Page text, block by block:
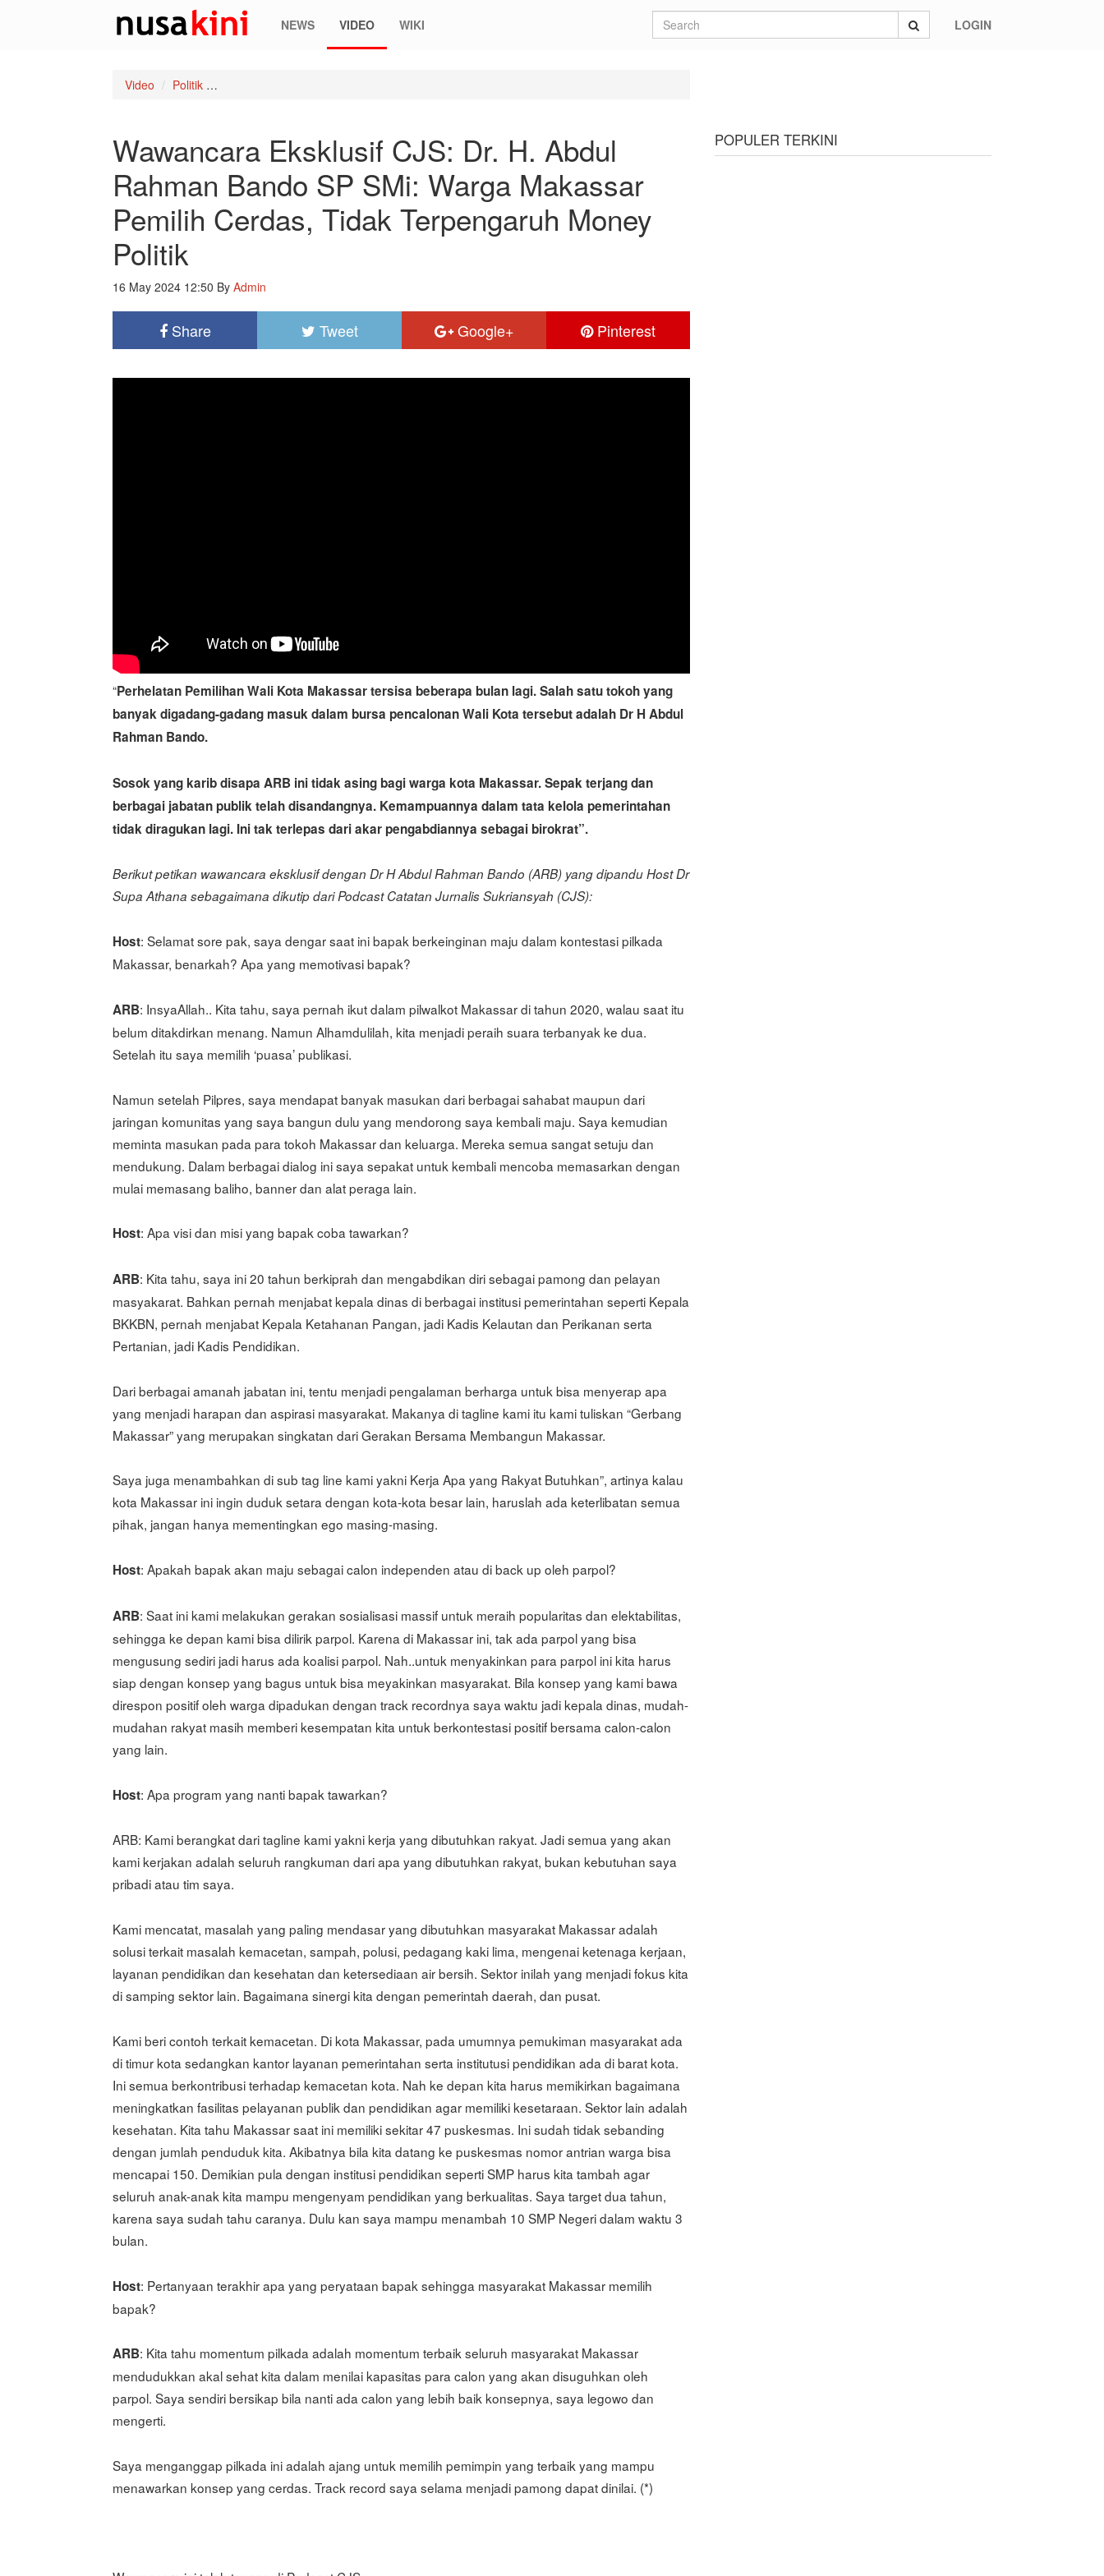
NEWS VIDEO WIKI LOGIN
Video Politik
Wawancara Eksklusif CJS: Dr. H. Abdul
Rahman Bando SP SMi: Warga Makassar
Pemilih Cerdas, Tidak Terpengaruh Money
Politik
16 May 2024 12:50 By Admin
Share Tweet Google+ Pinterest
“Perhelatan Pemilihan Wali Kota Makassar tersisa beberapa bulan lagi. Salah satu tokoh yang
banyak digadang-gadang masuk dalam bursa pencalonan Wali Kota tersebut adalah Dr H Abdul
Rahman Bando.
Sosok yang karib disapa ARB ini tidak asing bagi warga kota Makassar. Sepak terjang dan
berbagai jabatan publik telah disandangnya. Kemampuannya dalam tata kelola pemerintahan
tidak diragukan lagi. Ini tak terlepas dari akar pengabdiannya sebagai birokrat”.
Berikut petikan wawancara eksklusif dengan Dr H Abdul Rahman Bando (ARB) yang dipandu Host Dr
Supa Athana sebagaimana dikutip dari Podcast Catatan Jurnalis Sukriansyah (CJS):
Host: Selamat sore pak, saya dengar saat ini bapak berkeinginan maju dalam kontestasi pilkada
Makassar, benarkah? Apa yang memotivasi bapak?
ARB: InsyaAllah.. Kita tahu, saya pernah ikut dalam pilwalkot Makassar di tahun 2020, walau saat itu
belum ditakdirkan menang. Namun Alhamdulilah, kita menjadi peraih suara terbanyak ke dua.
Setelah itu saya memilih ‘puasa’ publikasi.
Namun setelah Pilpres, saya mendapat banyak masukan dari berbagai sahabat maupun dari
jaringan komunitas yang saya bangun dulu yang mendorong saya kembali maju. Saya kemudian
meminta masukan pada para tokoh Makassar dan keluarga. Mereka semua sangat setuju dan
mendukung. Dalam berbagai dialog ini saya sepakat untuk kembali mencoba memasarkan dengan
mulai memasang baliho, banner dan alat peraga lain.
Host: Apa visi dan misi yang bapak coba tawarkan?
ARB: Kita tahu, saya ini 20 tahun berkiprah dan mengabdikan diri sebagai pamong dan pelayan
masyakarat. Bahkan pernah menjabat kepala dinas di berbagai institusi pemerintahan seperti Kepala
BKKBN, pernah menjabat Kepala Ketahanan Pangan, jadi Kadis Kelautan dan Perikanan serta
Pertanian, jadi Kadis Pendidikan.
Dari berbagai amanah jabatan ini, tentu menjadi pengalaman berharga untuk bisa menyerap apa
yang menjadi harapan dan aspirasi masyarakat. Makanya di tagline kami itu kami tuliskan “Gerbang
Makassar” yang merupakan singkatan dari Gerakan Bersama Membangun Makassar.
Saya juga menambahkan di sub tag line kami yakni Kerja Apa yang Rakyat Butuhkan”, artinya kalau
kota Makassar ini ingin duduk setara dengan kota-kota besar lain, haruslah ada keterlibatan semua
pihak, jangan hanya mementingkan ego masing-masing.
Host: Apakah bapak akan maju sebagai calon independen atau di back up oleh parpol?
ARB: Saat ini kami melakukan gerakan sosialisasi massif untuk meraih popularitas dan elektabilitas,
sehingga ke depan kami bisa dilirik parpol. Karena di Makassar ini, tak ada parpol yang bisa
mengusung sediri jadi harus ada koalisi parpol. Nah..untuk menyakinkan para parpol ini kita harus
siap dengan konsep yang bagus untuk bisa meyakinkan masyarakat. Bila konsep yang kami bawa
direspon positif oleh warga dipadukan dengan track recordnya saya waktu jadi kepala dinas, mudah-
mudahan rakyat masih memberi kesempatan kita untuk berkontestasi positif bersama calon-calon
yang lain.
Host: Apa program yang nanti bapak tawarkan?
ARB: Kami berangkat dari tagline kami yakni kerja yang dibutuhkan rakyat. Jadi semua yang akan
kami kerjakan adalah seluruh rangkuman dari apa yang dibutuhkan rakyat, bukan kebutuhan saya
pribadi atau tim saya.
Kami mencatat, masalah yang paling mendasar yang dibutuhkan masyarakat Makassar adalah
solusi terkait masalah kemacetan, sampah, polusi, pedagang kaki lima, mengenai ketenaga kerjaan,
layanan pendidikan dan kesehatan dan ketersediaan air bersih. Sektor inilah yang menjadi fokus kita
di samping sektor lain. Bagaimana sinergi kita dengan pemerintah daerah, dan pusat.
Kami beri contoh terkait kemacetan. Di kota Makassar, pada umumnya pemukiman masyarakat ada
di timur kota sedangkan kantor layanan pemerintahan serta institutusi pendidikan ada di barat kota.
Ini semua berkontribusi terhadap kemacetan kota. Nah ke depan kita harus memikirkan bagaimana
meningkatkan fasilitas pelayanan publik dan pendidikan agar memiliki kesetaraan. Sektor lain adalah
kesehatan. Kita tahu Makassar saat ini memiliki sekitar 47 puskesmas. Ini sudah tidak sebanding
dengan jumlah penduduk kita. Akibatnya bila kita datang ke puskesmas nomor antrian warga bisa
mencapai 150. Demikian pula dengan institusi pendidikan seperti SMP harus kita tambah agar
seluruh anak-anak kita mampu mengenyam pendidikan yang berkualitas. Saya target dua tahun,
karena saya sudah tahu caranya. Dulu kan saya mampu menambah 10 SMP Negeri dalam waktu 3
bulan.
Host: Pertanyaan terakhir apa yang peryataan bapak sehingga masyarakat Makassar memilih
bapak?
ARB: Kita tahu momentum pilkada adalah momentum terbaik seluruh masyarakat Makassar
mendudukkan akal sehat kita dalam menilai kapasitas para calon yang akan disuguhkan oleh
parpol. Saya sendiri bersikap bila nanti ada calon yang lebih baik konsepnya, saya legowo dan
mengerti.
Saya menganggap pilkada ini adalah ajang untuk memilih pemimpin yang terbaik yang mampu
menawarkan konsep yang cerdas. Track record saya selama menjadi pamong dapat dinilai. (*)
POPULER TERKINI